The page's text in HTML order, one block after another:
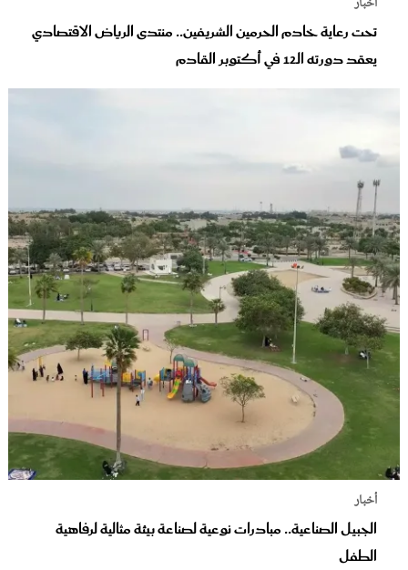
تحت رعاية خادم الحرمين الشريفين.. منتدى الرياض الاقتصادي
يعقد دورته الـ12 في أكتوبر القادم
أخبار
الجبيل الصناعية.. مبادرات نوعية لصناعة بيئة مثالية لرفاهية
الطفل